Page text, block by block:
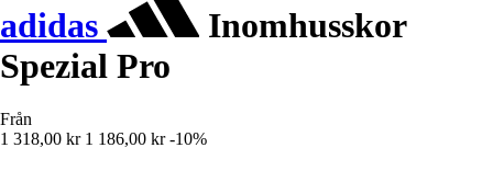
adidas
Inomhusskor
Spezial Pro
Från
1 318,00 kr 1 186,00 kr -10%